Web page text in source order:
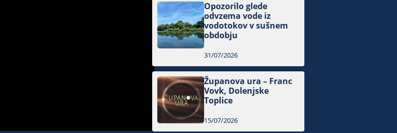
Opozorilo glede
odvzema vode iz
vodotokov v sušnem
obdobju
31/07/2026
Županova ura – Franc
Vovk, Dolenjske
Toplice
15/07/2026